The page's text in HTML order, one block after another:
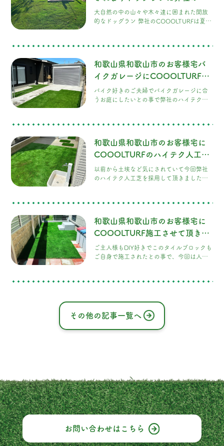
イテク人工芝COOOLTURF採用
して頂きました。！
大自然の中の山々や木々達に囲まれた開放
的なドッグラン 弊社のCOOOLTURFは夏場
土)カンドは自然を汚さない天然素材100%
えないリアルな見た目もお客様に採用して
頂いた理由でもあります。 飼い主様や愛犬
和歌山県和歌山市のお客様宅バ
イクガレージにCOOOLTURF施
工させて頂きました！
バイク好きのご夫婦でバイクガレージに合
うお庭にしたいとの事で弊社のハイテク人
良く カッコイイお庭に仕上がりました。
和歌山県和歌山市のお客様宅に
COOOLTURFのハイテク人工芝
を施工させて頂きました！
以前から土埃など気にされていて今回弊社
のハイテク人工芝を採用して頂きました。
和歌山県和歌山市のお客様宅に
COOOLTURF施工させて頂きま
した！
ご主人様もDIY好きでこのタイルブロックも
ご自身で施工されたとの事で、今回は人工
び、大変喜んで頂きました。
その他の記事一覧へ
お問い合わせは こちら